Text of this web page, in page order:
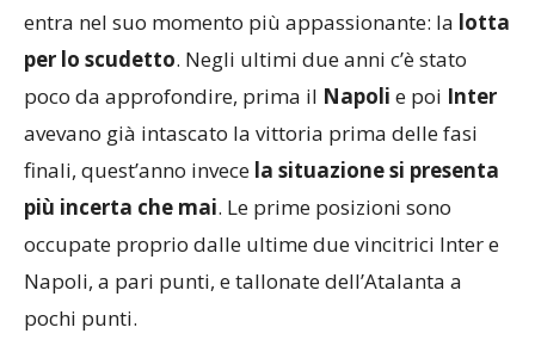
entra nel suo momento più appassionante: la lotta
per lo scudetto. Negli ultimi due anni c’è stato
poco da approfondire, prima il Napoli e poi Inter
avevano già intascato la vittoria prima delle fasi
finali, quest’anno invece la situazione si presenta
più incerta che mai. Le prime posizioni sono
occupate proprio dalle ultime due vincitrici Inter e
Napoli, a pari punti, e tallonate dell’Atalanta a
pochi punti.